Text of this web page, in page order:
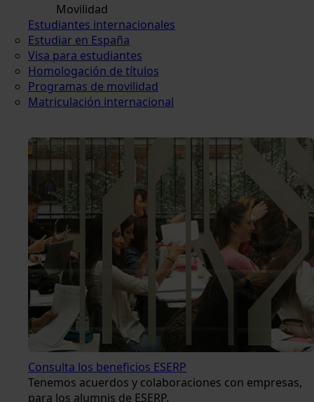
Movilidad
Estudiantes internacionales
Estudiar en España
Visa para estudiantes
Homologación de títulos
Programas de movilidad
Matriculación internacional
Consulta los beneficios ESERP
Tenemos acuerdos y colaboraciones con empresas,
para los alumnis de ESERP.